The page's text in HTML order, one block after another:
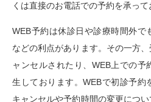
くは直接のお電話での予約を承って
WEB予約は休診日や診療時間外で
などの利点があります。その一方
ャンセルされたり、WEB上での予
生しております。WEBで初診予約
キャンセルや予約時間の変更につ